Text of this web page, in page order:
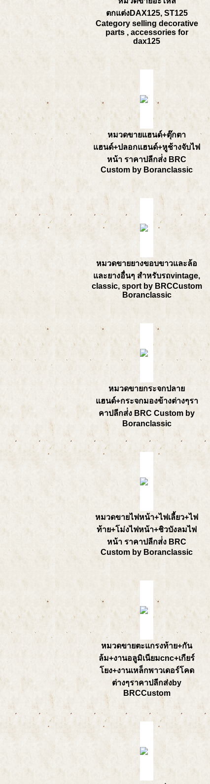
ตกแต่งDAX125, ST125
Category selling decorative
parts , accessories for
dax125
หมวดขายแฮนด์+ตุ๊กตา
แฮนด์+ปลอกแฮนด์+หูช้างจับไฟ
หน้า ราคาปลีกส่่ง BRC
Custom by Boranclassic
หมวดขายยางขอบขาวและล้อ
และยางอื่นๆ สำหรับรถvintage,
classic, sport by BRCCustom
Boranclassic
หมวดขายกระจกปลาย
แฮนด์+กระจกมองข้างต่างๆรา
คาปลีกส่่ง BRC Custom by
Boranclassic
หมวดขายไฟหน้า+ไฟเลี้ยว+ไฟ
ท้าย+โม่งไฟหน้า+ชิวบังลมไฟ
หน้า ราคาปลีกส่่ง BRC
Custom by Boranclassic
หมวดขายตะแกรงท้าย+กัน
ล้ม+งานอลูมิเนียมcnc+เกียร์
โยง+งานเหล็กพาวเดอร์โคด
ต่างๆราคาปลีกส่งby
BRCCustom